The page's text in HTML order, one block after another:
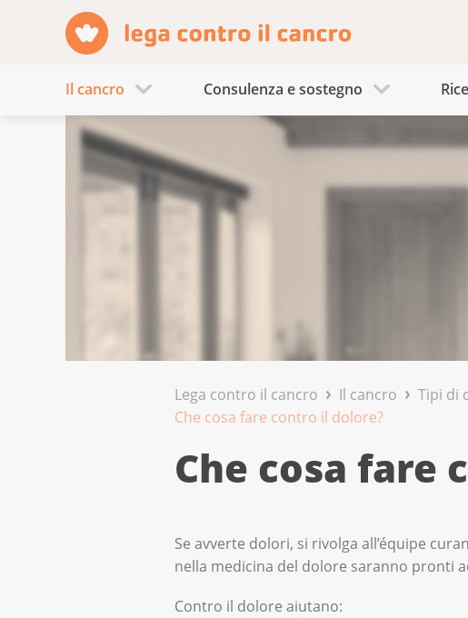
Il cancro Consulenza e sostegno
Lega contro il cancro Il cancro
Tipi di
Che cosa fare contro il dolore?
Che cosa fare
Se avverte dolori, si rivolga all’équipe
nella medicina del dolore saranno pronti
Contro il dolore aiutano: